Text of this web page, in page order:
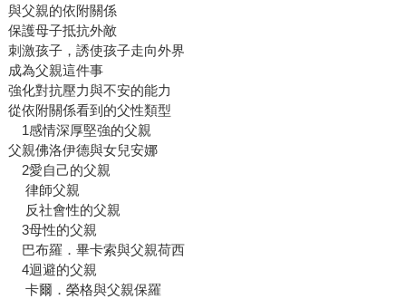
與父親的依附關係
保護母子抵抗外敵
刺激孩子，誘使孩子走向外界
成為父親這件事
強化對抗壓力與不安的能力
從依附關係看到的父性類型
1感情深厚堅強的父親
父親佛洛伊德與女兒安娜
2愛自己的父親
律師父親
反社會性的父親
3母性的父親
巴布羅．畢卡索與父親荷西
4迴避的父親
卡爾．榮格與父親保羅